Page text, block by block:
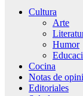
Cultura
Arte
Humor
Cocina
Notas de
Editoriales